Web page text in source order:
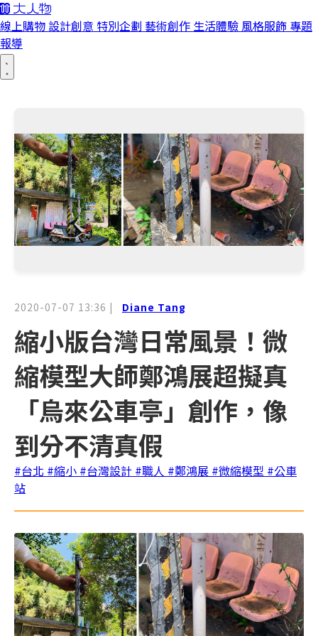
線上購物 設計創意 特別企劃 藝術創作 生活體驗 風格服飾 專題
報導
2020-07-07 13:36 | Diane Tang
縮小版台灣日常風景！微
縮模型大師鄭鴻展超擬真
「烏來公車亭」創作，像
到分不清真假
#台北 #縮小 #台灣設計 #職人 #鄭鴻展 #微縮模型 #公車
站